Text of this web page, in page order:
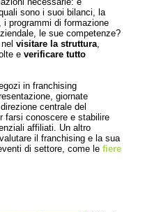
sono i suoi bilanci, la
programmi di formazione
le sue competenze?
nelvisitare la struttura,
everificare tutto
in franchising
giornate
centrale del
farsi conoscere e stabilire
affiliati. Un altro
il franchising e la sua
di settore, come lefiere